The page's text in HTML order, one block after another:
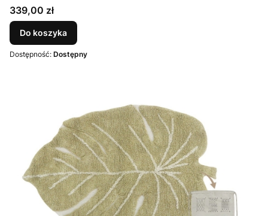
Cena
339,00 zł
Do koszyka
Dostępność: Dostępny